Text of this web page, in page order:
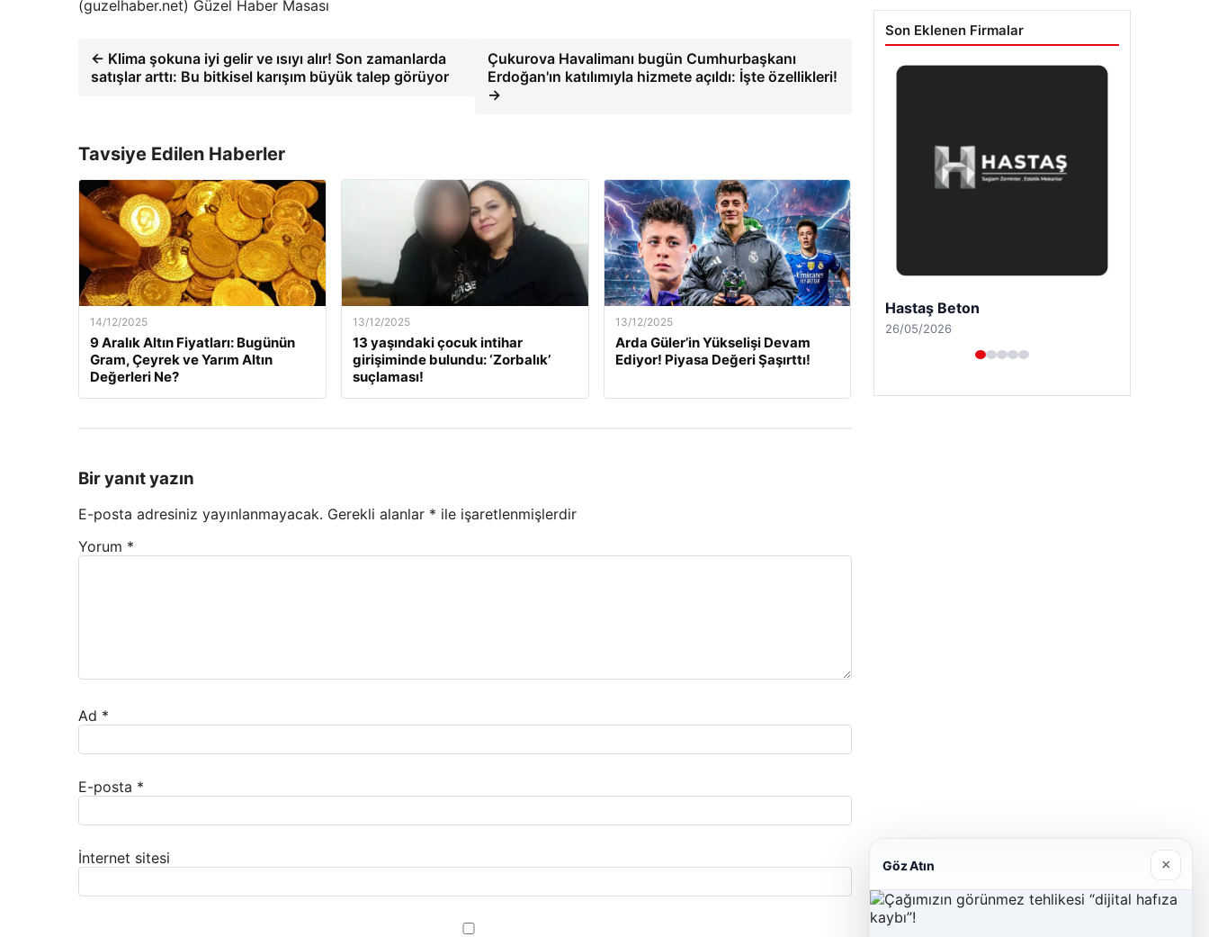
(guzelhaber.net) Güzel Haber Masası
← Klima şokuna iyi gelir ve ısıyı alır! Son zamanlarda
satışlar arttı: Bu bitkisel karışım büyük talep görüyor
Çukurova Havalimanı bugün Cumhurbaşkanı
Erdoğan'ın katılımıyla hizmete açıldı: İşte özellikleri!
→
Tavsiye Edilen Haberler
14/12/2025
9 Aralık Altın Fiyatları: Bugünün
Gram, Çeyrek ve Yarım Altın
Değerleri Ne?
13/12/2025
13 yaşındaki çocuk intihar
girişiminde bulundu: ‘Zorbalık’
suçlaması!
13/12/2025
Arda Güler’in Yükselişi Devam
Ediyor! Piyasa Değeri Şaşırttı!
Bir yanıt yazın
E-posta adresiniz yayınlanmayacak. Gerekli alanlar * ile işaretlenmişlerdir
Yorum *
Ad *
E-posta *
İnternet sitesi
Son Eklenen Firmalar
Enes Kaplan Avukatlık Bürosu
28/04/2026
Göz Atın ×